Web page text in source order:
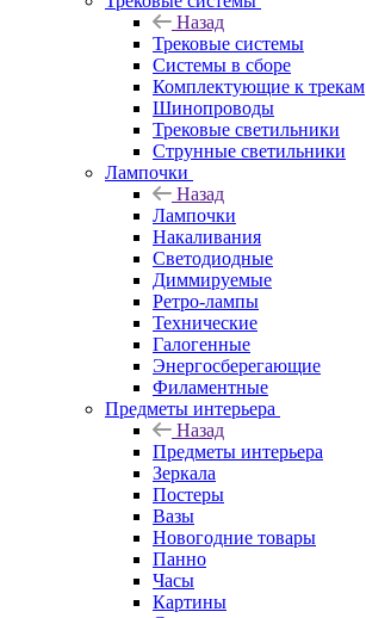
Назад
Трековые системы
Системы в сборе
Комплектующие к трекам
Шинопроводы
Трековые светильники
Струнные светильники
Лампочки
Назад
Лампочки
Накаливания
Светодиодные
Диммируемые
Ретро-лампы
Технические
Галогенные
Энергосберегающие
Филаментные
Предметы интерьера
Назад
Предметы интерьера
Зеркала
Постеры
Вазы
Новогодние товары
Панно
Часы
Картины